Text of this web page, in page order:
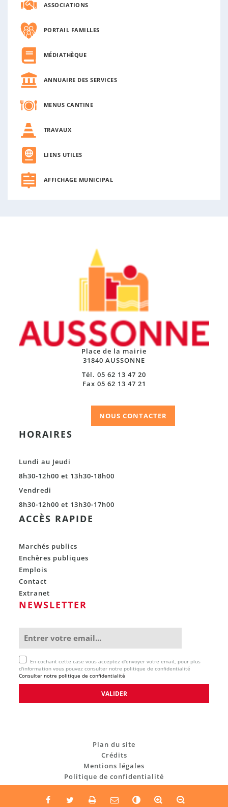
ASSOCIATIONS
PORTAIL FAMILLES
MÉDIATHÈQUE
ANNUAIRE DES SERVICES
MENUS CANTINE
TRAVAUX
LIENS UTILES
AFFICHAGE MUNICIPAL
Place de la mairie
31840 AUSSONNE
Tél. 05 62 13 47 20
Fax 05 62 13 47 21
NOUS CONTACTER
HORAIRES
Lundi au Jeudi
8h30-12h00 et 13h30-18h00
Vendredi
8h30-12h00 et 13h30-17h00
ACCÈS RAPIDE
Marchés publics
Enchères publiques
Emplois
Contact
Extranet
NEWSLETTER
En cochant cette case vous acceptez d'envoyer votre email, pour plus
d'information vous pouvez consulter notre politique de confidentialité
Consulter notre politique de confidentialité
Plan du site
Crédits
Mentions légales
Politique de confidentialité